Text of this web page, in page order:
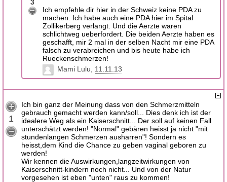
3
Ich empfehle dir hier in der Schweiz keine PDA zu
machen. Ich habe auch eine PDA hier im Spital
Zollikerberg verlangt. Und die Aerzte waren
schlichtweg ueberfordert. Die beiden Aerzte haben es
geschafft, mir 2 mal in der selben Nacht mir eine PDA
falsch zu verabreichen und bis heute habe ich
Rueckenschmerzen!
Mami Lulu
11.11.13
1
Ich bin ganz der Meinung dass von den Schmerzmitteln
gebrauch gemacht werden kann/soll... Dies denk ich ist der
idealere Weg als ein Kaiserschnitt... Der soll auf keinen Fall
unterschätzt werden! "Normal" gebären heisst ja nicht "mit
stundenlangen Schmerzen ausharren"! Sondern es
heisst,dem Kind die Chance zu geben vaginal geboren zu
werden!
Wir kennen die Auswirkungen,langzeitwirkungen von
Kaiserschnitt-kindern noch nicht... Und von der Natur
vorgesehen ist eben "unten" raus zu kommen!